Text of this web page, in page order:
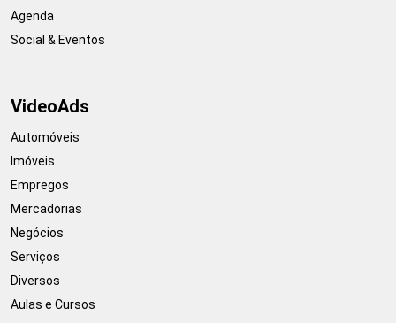
Agenda
Social & Eventos
VideoAds
Automóveis
Imóveis
Empregos
Mercadorias
Negócios
Serviços
Diversos
Aulas e Cursos